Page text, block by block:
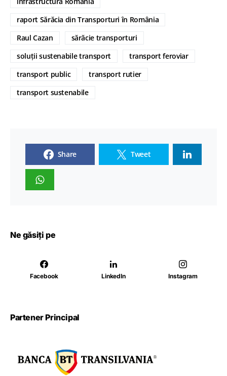
raport Sărăcia din Transporturi în România
Raul Cazan
sărăcie transporturi
soluții sustenabile transport
transport feroviar
transport public
transport rutier
transport sustenabile
Share Tweet
Ne găsiți pe
Facebook LinkedIn Instagram
Partener Principal